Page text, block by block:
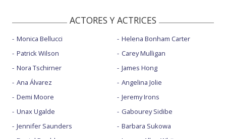
ACTORES Y ACTRICES
Monica Bellucci
Patrick Wilson
Nora Tschirner
Ana Álvarez
Demi Moore
Unax Ugalde
Jennifer Saunders
Helena Bonham Carter
Carey Mulligan
James Hong
Angelina Jolie
Jeremy Irons
Gabourey Sidibe
Barbara Sukowa